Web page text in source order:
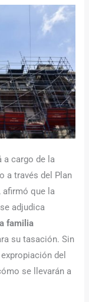
a cargo de la
a través del Plan
afirmó que la
adjudica
familia
su tasación. Sin
del
se llevarán a